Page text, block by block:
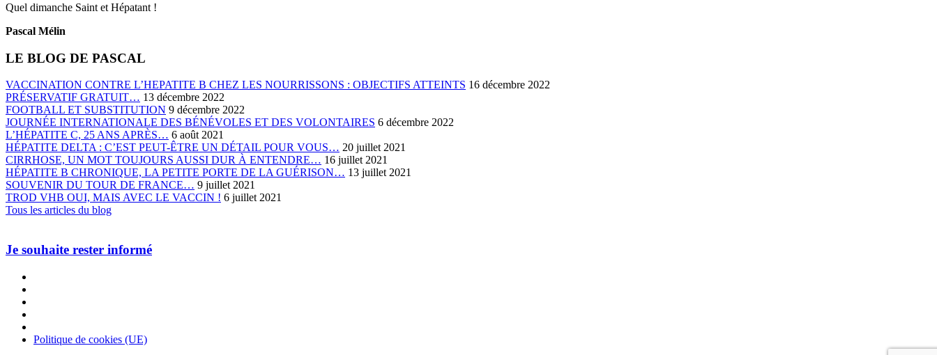
Quel dimanche Saint et Hépatant !
Pascal Mélin
LE BLOG DE PASCAL
VACCINATION CONTRE L’HEPATITE B CHEZ LES NOURRISSONS : OBJECTIFS ATTEINTS 16 décembre 2022
PRÉSERVATIF GRATUIT… 13 décembre 2022
FOOTBALL ET SUBSTITUTION 9 décembre 2022
JOURNÉE INTERNATIONALE DES BÉNÉVOLES ET DES VOLONTAIRES 6 décembre 2022
L’HÉPATITE C, 25 ANS APRÈS… 6 août 2021
HÉPATITE DELTA : C’EST PEUT-ÊTRE UN DÉTAIL POUR VOUS… 20 juillet 2021
CIRRHOSE, UN MOT TOUJOURS AUSSI DUR À ENTENDRE… 16 juillet 2021
HÉPATITE B CHRONIQUE, LA PETITE PORTE DE LA GUÉRISON… 13 juillet 2021
SOUVENIR DU TOUR DE FRANCE… 9 juillet 2021
TROD VHB OUI, MAIS AVEC LE VACCIN ! 6 juillet 2021
Tous les articles du blog
Je souhaite rester informé
Politique de cookies (UE)